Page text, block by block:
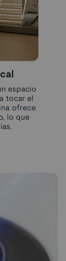
espacio
tocar el
ofrece
lo que